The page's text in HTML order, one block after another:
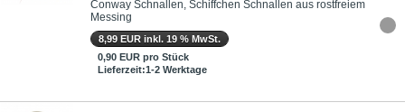
Conway Schnallen, Schiffchen Schnallen aus rostfreiem
Messing
8,99 EUR inkl. 19 % MwSt.
0,90 EUR pro Stück
Lieferzeit:1-2 Werktage